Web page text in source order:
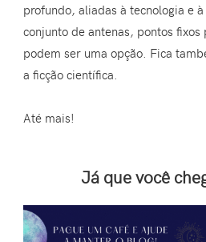
profundo, aliadas à tecnologia e
conjunto de antenas, pontos fixos
podem ser uma opção. Fica
a ficção científica.
Até mais!
Já que você